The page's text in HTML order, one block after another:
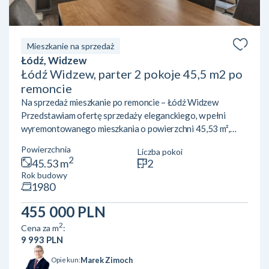
Mieszkanie na sprzedaż
Łódź, Widzew
Łódź Widzew, parter 2 pokoje 45,5 m2 po
remoncie
Na sprzedaż mieszkanie po remoncie – Łódź Widzew
Przedstawiam ofertę sprzedaży eleganckiego, w pełni
wyremontowanego mieszkania o powierzchni 45,53 m²,
znajduje się na parterze 4-piętrowego bloku i jest gotowy
do wprowadzenia bez dodatkowych nakładów finansowych.
Mieszkanie zachwyca nowoczesnym układem – składa się z
przestronnego salonu z aneksem kuchennym, idealnego do
wspólnego spędzania czasu, oraz osobnej sypialni, która
zap...
Powierzchnia
45.53 m2
Liczba pokoi
2
Rok budowy
1980
455 000 PLN
Cena za m2:
9 993 PLN
Opiekun:Marek Zimoch